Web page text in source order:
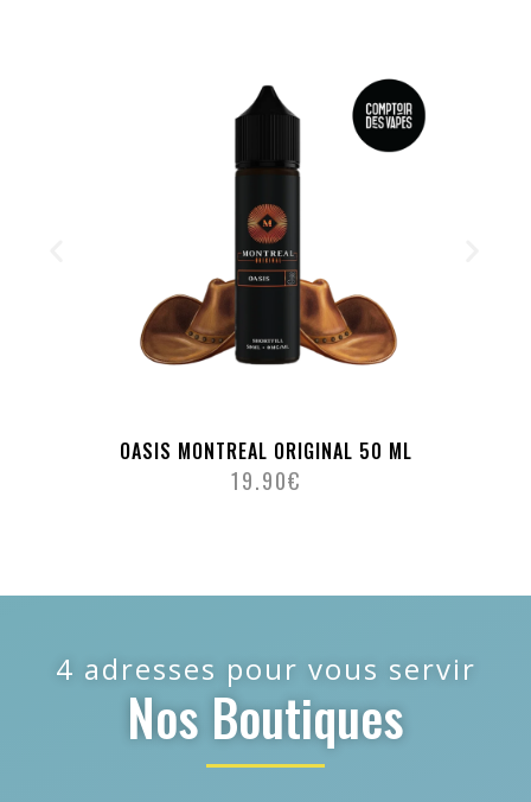
OASIS MONTREAL ORIGINAL 50 ML
19.90€
4 adresses pour vous servir
Nos Boutiques